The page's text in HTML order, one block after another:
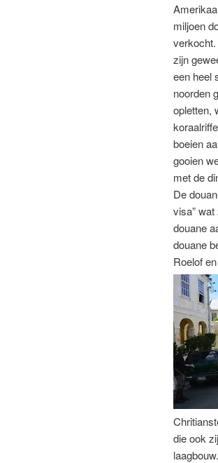
miljoen
zijn
een heel
noorden
opletten,
boeien
gooien
met de
De
visa”
douane
douane
Roelof
die ook